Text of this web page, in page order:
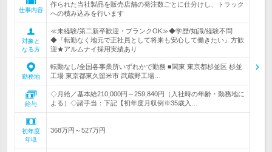
仕事内容
作られた当社製品を販売店舗の発注数ごとに仕分けし、トラック
への積み込みを行います
対象と
なる方
≪未経験/第二新卒歓迎・ブランクOK≫◆学歴/知識/経験不問
◆『転勤なく地元で正社員として将来も安心して働きたい』方歓
迎★アルムナイ採用実績あり
勤務地
転勤なし/全国各事業所いずれかで勤務 ■関東 東京都杉並区 杉並
工場 東京都東久留米市 武蔵野工場…
給与
◇月給／基本給210,000円～259,840円（入社時の年齢・勤務地に
よる）◇諸手当：下記【初年度月収例※35歳入…
初年度
年収
368万円～527万円